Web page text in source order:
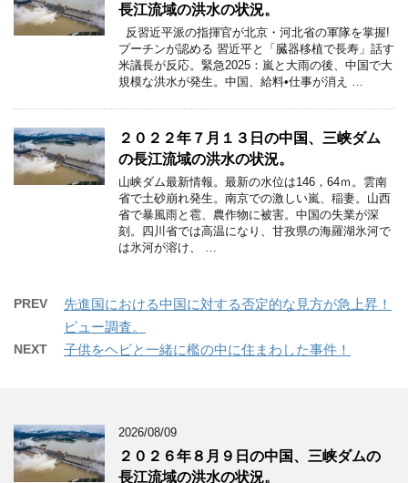
長江流域の洪水の状況。
反習近平派の指揮官が北京・河北省の軍隊を掌握!
プーチンが認める 習近平と「臓器移植で長寿」話す
米議長が反応。緊急2025：嵐と大雨の後、中国で大
規模な洪水が発生。中国、給料•仕事が消え …
２０２２年７月１３日の中国、三峡ダム
の長江流域の洪水の状況。
山峡ダム最新情報。最新の水位は146，64ｍ。雲南
省で土砂崩れ発生。南京での激しい嵐、稲妻。山西
省で暴風雨と雹、農作物に被害。中国の失業が深
刻。四川省では高温になり、甘孜県の海羅湖氷河で
は氷河が溶け、 …
PREV
先進国における中国に対する否定的な見方が急上昇！
ピュー調査。
NEXT 子供をヘビと一緒に檻の中に住まわした事件！
2026/08/09
２０２６年８月９日の中国、三峡ダムの
長江流域の洪水の状況。